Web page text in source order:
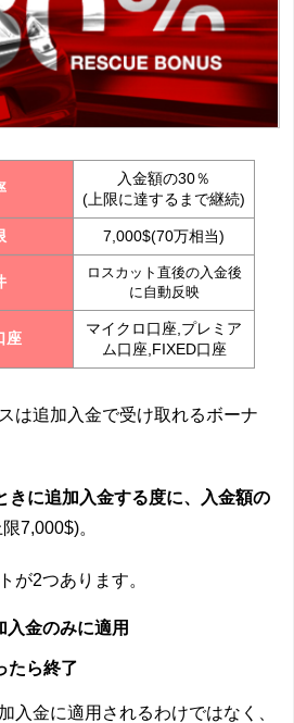
入金額の30％
(上限に達するまで継続)
7,000$(70万相当)
ロスカット直後の入金後
に自動反映
座
マイクロ口座,プレミア
ム口座,FIXED口座
は追加入金で受け取れるボーナ
きに追加入金する度に、入金額の
7,000$)。
が2つあります。
入金のみに適用
たら終了
入金に適用されるわけではなく、